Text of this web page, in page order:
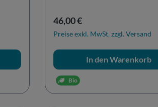
Regulärer Preis:
46,00 €
Preise exkl. MwSt. zzgl. Versand
In den Warenkorb
Bio